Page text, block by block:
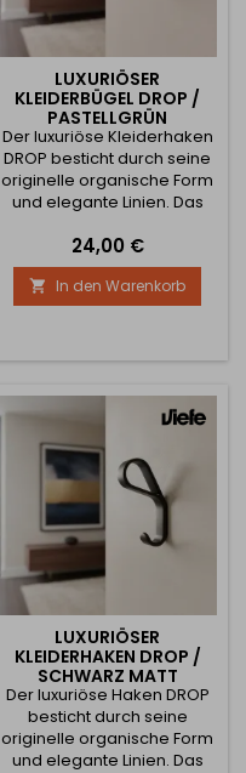
LUXURIÖSER
KLEIDERBÜGEL DROP /
PASTELLGRÜN
Der luxuriöse Kleiderhaken
DROP besticht durch seine
originelle organische Form
und elegante Linien. Das
pastellgrüner Ausführung
verleiht dem Interieur einen
frischen und stilvollen Look,
der sich hervorragend für
skandinavische und
Die stabile
Metallkonstruktion bietet
einen zuverlässigen Platz...
Preis
24,00 €
 In den Warenkorb
LUXURIÖSER
KLEIDERHAKEN DROP /
SCHWARZ MATT
Der luxuriöse Haken DROP
besticht durch seine
originelle organische Form
und elegante Linien. Das